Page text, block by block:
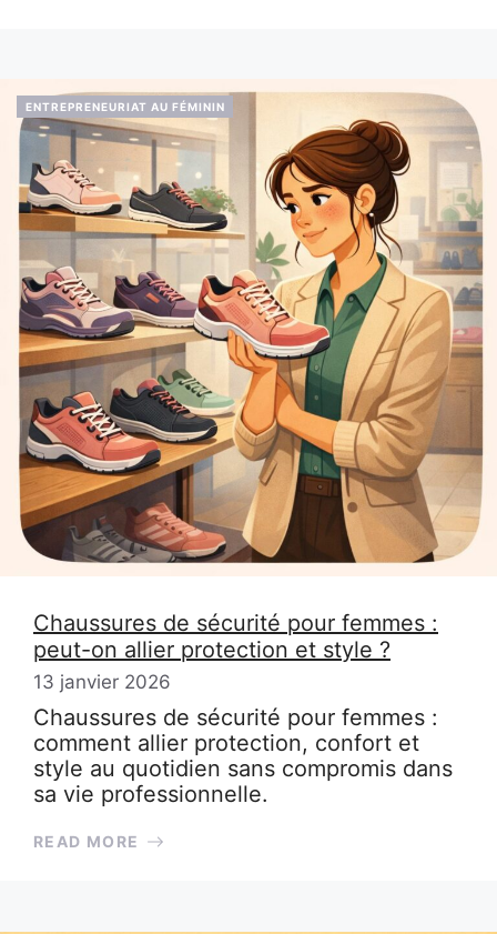
ENTREPRENEURIAT AU FÉMININ
Chaussures de sécurité pour femmes :
peut-on allier protection et style ?
13 janvier 2026
Chaussures de sécurité pour femmes :
comment allier protection, confort et
style au quotidien sans compromis dans
sa vie professionnelle.
READ MORE